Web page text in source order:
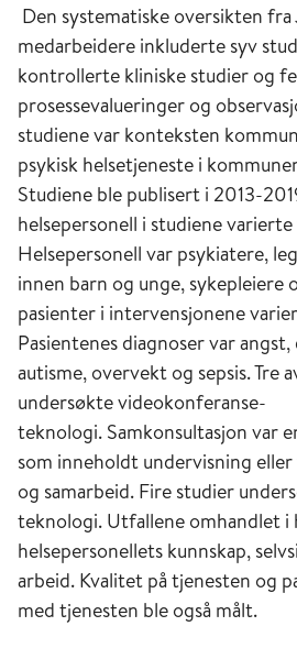
​Den systematiske oversikten fra
medarbeidere inkluderte syv
kontrollerte kliniske studier og
prosessevalueringer og
studiene var konteksten
psykisk helsetjeneste i
Studiene ble publisert i 2013-
helsepersonell i studiene
Helsepersonell var psykiatere,
innen barn og unge, sykepleiere
pasienter i intervensjonene
Pasientenes diagnoser var
autisme, overvekt og sepsis. Tre
undersøkte videokonferanse-
teknologi. Samkonsultasjon var
som inneholdt undervisning
og samarbeid. Fire studier
teknologi. Utfallene omhandlet i
helsepersonellets kunnskap,
arbeid. Kvalitet på tjenesten og
med tjenesten ble også målt. ​